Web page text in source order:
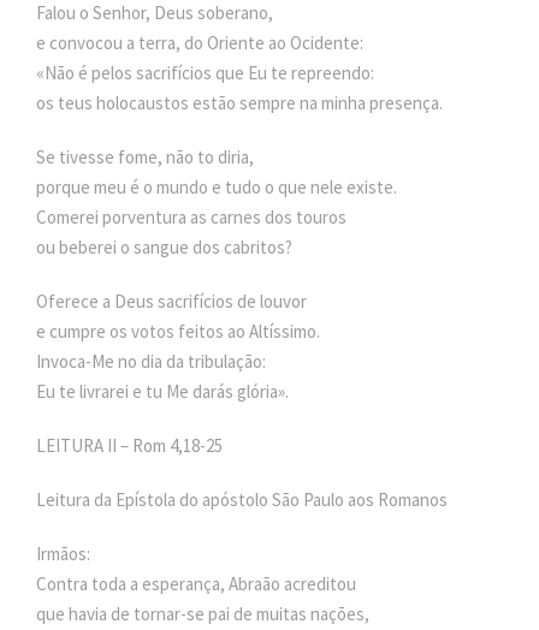
Falou o Senhor, Deus soberano,
e convocou a terra, do Oriente ao Ocidente:
«Não é pelos sacrifícios que Eu te repreendo:
os teus holocaustos estão sempre na minha presença.
Se tivesse fome, não to diria,
porque meu é o mundo e tudo o que nele existe.
Comerei porventura as carnes dos touros
ou beberei o sangue dos cabritos?
Oferece a Deus sacrifícios de louvor
e cumpre os votos feitos ao Altíssimo.
Invoca-Me no dia da tribulação:
Eu te livrarei e tu Me darás glória».
LEITURA II – Rom 4,18-25
Leitura da Epístola do apóstolo São Paulo aos Romanos
Irmãos:
Contra toda a esperança, Abraão acreditou
que havia de tornar-se pai de muitas nações,